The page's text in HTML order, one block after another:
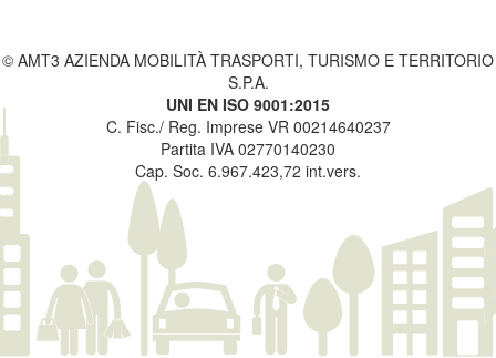
© AMT3 AZIENDA MOBILITÀ TRASPORTI, TURISMO E TERRITORIO
S.P.A.
UNI EN ISO 9001:2015
C. Fisc./ Reg. Imprese VR 00214640237
Partita IVA 02770140230
Cap. Soc. 6.967.423,72 int.vers.